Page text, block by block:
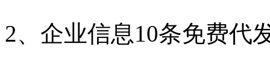
2、企业信息10条免费代